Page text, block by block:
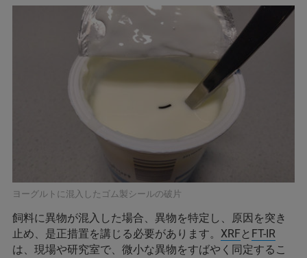
ヨーグルトに混入したゴム製シールの破片
飼料に異物が混入した場合、異物を特定し、原因を突き
止め、是正措置を講じる必要があります。 XRFと FT-IR
は、現場や研究室で、微小な異物をすばやく同定するこ